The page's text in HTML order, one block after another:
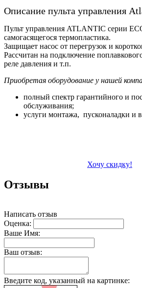
Описание пульта управления
Пульт управления ATLANTIC серии
самогасящегося термопластика.
Защищает насос от перегрузок и
Рассчитан на подключение
реле давления и т.п.
Приобретая оборудование у нашей
полный спектр гарантийного и
обслуживания;
услуги монтажа, пусконаладки и
Хочу скидку!
Отзывы
Написать отзыв
Оценка:
Ваше Имя:
Ваш отзыв:
Введите код, указанный на картинке: